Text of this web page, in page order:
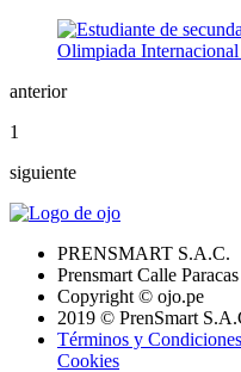
anterior
1
siguiente
PRENSMART S.A.C.
Prensmart Calle
Copyright © ojo.pe
2019 © PrenSmart
Términos y Condiciones
Cookies